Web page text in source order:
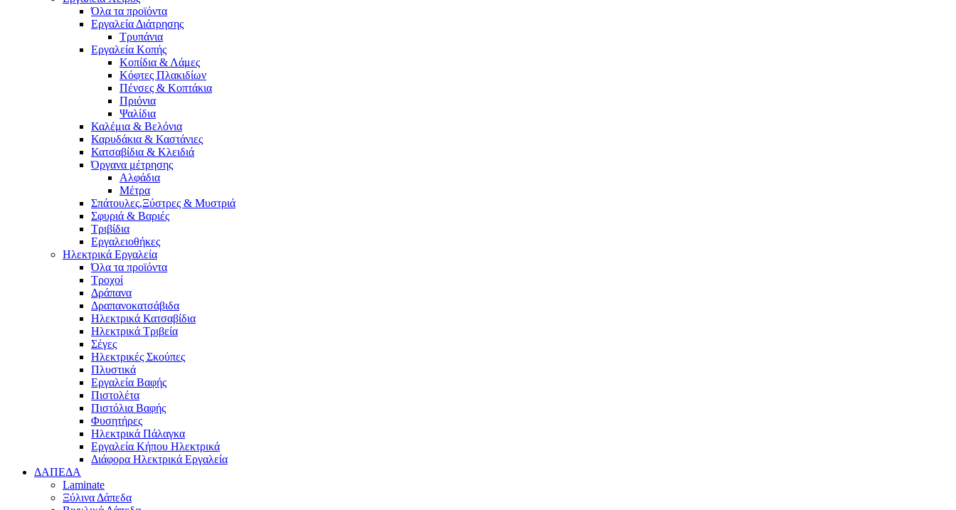
Όλα τα προϊόντα
Εργαλεία Διάτρησης
Τρυπάνια
Εργαλεία Κοπής
Κοπίδια & Λάμες
Κόφτες Πλακιδίων
Πένσες & Κοπτάκια
Πριόνια
Ψαλίδια
Καλέμια & Βελόνια
Καρυδάκια & Καστάνιες
Κατσαβίδια & Κλειδιά
Όργανα μέτρησης
Αλφάδια
Μέτρα
Σπάτουλες,Ξύστρες & Μυστριά
Σφυριά & Βαριές
Τριβίδια
Εργαλειοθήκες
Ηλεκτρικά Εργαλεία
Όλα τα προϊόντα
Τροχοί
Δράπανα
Δραπανοκατσάβιδα
Ηλεκτρικά Κατσαβίδια
Ηλεκτρικά Τριβεία
Σέγες
Ηλεκτρικές Σκούπες
Πλυστικά
Εργαλεία Βαφής
Πιστολέτα
Πιστόλια Βαφής
Φυσητήρες
Ηλεκτρικά Πάλαγκα
Εργαλεία Κήπου Ηλεκτρικά
Διάφορα Ηλεκτρικά Εργαλεία
ΔΑΠΕΔΑ
Laminate
Ξύλινα Δάπεδα